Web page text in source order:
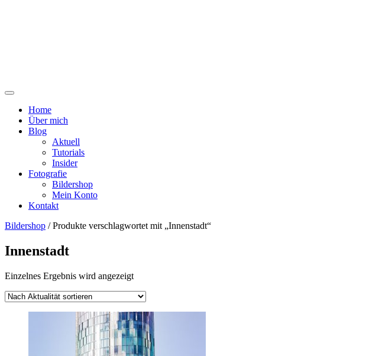
Home
Über mich
Blog
Aktuell
Tutorials
Insider
Fotografie
Bildershop
Mein Konto
Kontakt
Bildershop / Produkte verschlagwortet mit „Innenstadt“
Innenstadt
Einzelnes Ergebnis wird angezeigt